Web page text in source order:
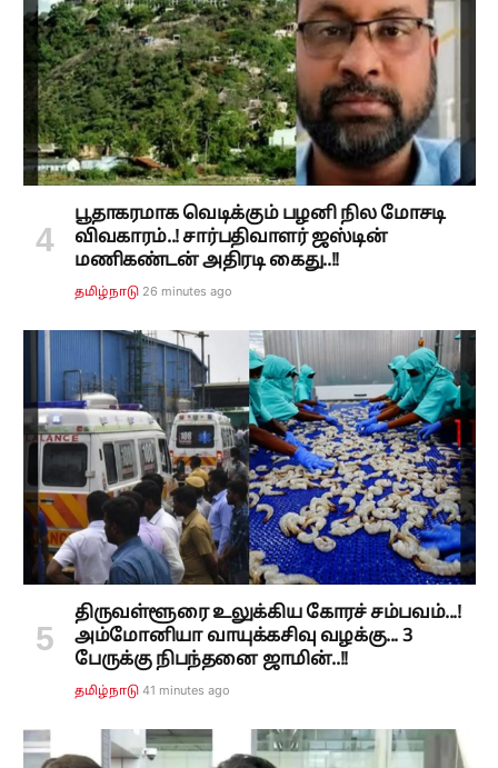
பூதாகரமாக வெடிக்கும் பழனி நில மோசடி
விவகாரம்..! சார்பதிவாளர் ஜஸ்டின்
மணிகண்டன் அதிரடி கைது..!!
தமிழ்நாடு 26 minutes ago
திருவள்ளூரை உலுக்கிய கோரச் சம்பவம்...!
அம்மோனியா வாயுக்கசிவு வழக்கு... 3
பேருக்கு நிபந்தனை ஜாமின்..!!
தமிழ்நாடு 41 minutes ago